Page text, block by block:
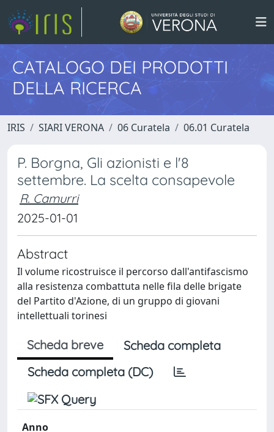
CATALOGO DEI PRODOTTI
DELLA RICERCA
IRIS SIARI VERONA 06 Curatela 06.01 Curatela
P. Borgna, Gli azionisti e l'8
settembre. La scelta consapevole
R. Camurri
2025-01-01
Abstract
Il volume ricostruisce il percorso dall'antifascismo
alla resistenza combattuta nelle fila delle brigate
del Partito d'Azione, di un gruppo di giovani
intellettuali torinesi
Scheda breve
Scheda completa
Scheda completa (DC)
Anno